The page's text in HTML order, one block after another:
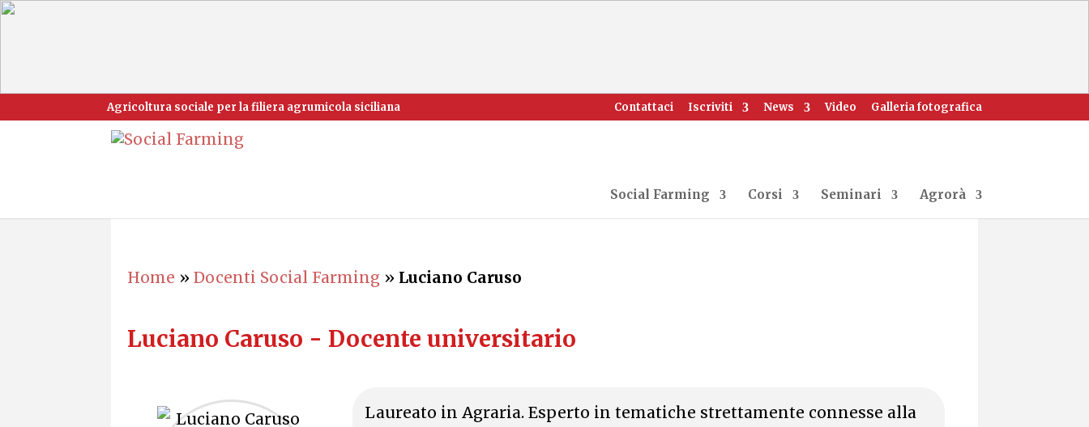
Agricoltura sociale per la filiera agrumicola siciliana Contattaci Iscriviti News Video Galleria fotografica
Social Farming Corsi Seminari Agrorà
Home » Docenti Social Farming » Luciano Caruso
Luciano Caruso - Docente universitario
Laureato in Agraria. Esperto in tematiche strettamente connesse alla